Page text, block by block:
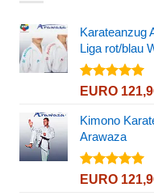
Karateanzug
Liga rot/blau
Bewertet
von 5
EURO
Kimono
Arawaza
Bewertet
EURO